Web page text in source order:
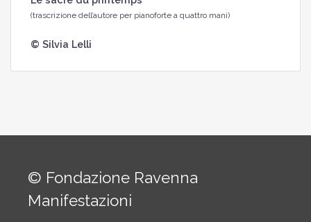
(trascrizione dell’autore per pianoforte a quattro mani)
© Silvia Lelli
© Fondazione Ravenna
Manifestazioni